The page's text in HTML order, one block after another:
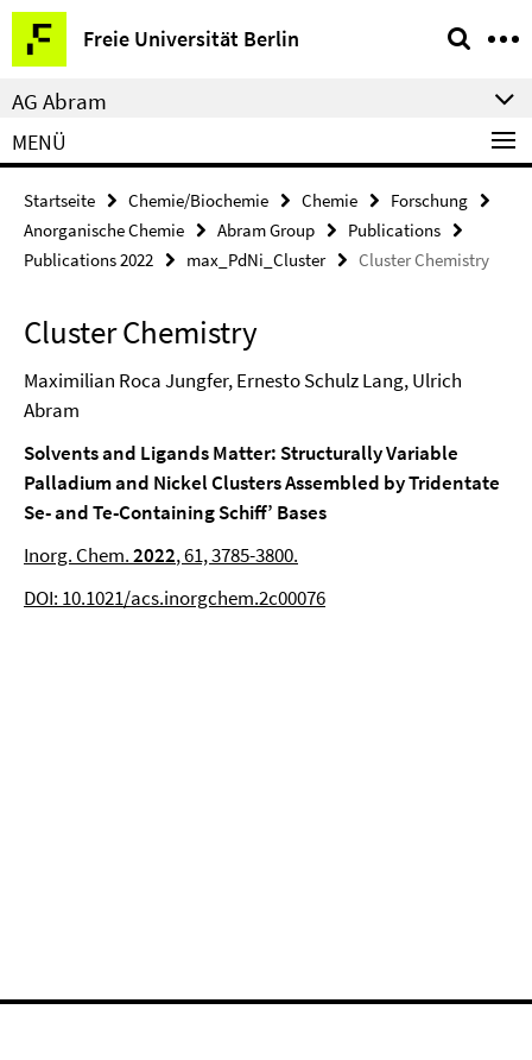
Springe
direkt
zu
Inhalt
Freie Universität Berlin
Service-
Navigation
AG Abram
MENÜ
Startseite Chemie/Biochemie Chemie
Forschung
Anorganische Chemie
Abram Group
Publications
Publications 2022
max_PdNi_Cluster Cluster Chemistry
Cluster Chemistry
Maximilian Roca Jungfer, Ernesto Schulz Lang, Ulrich
Abram
Solvents and Ligands Matter: Structurally Variable
Palladium and Nickel Clusters Assembled by Tridentate
Se- and Te-Containing Schiff’ Bases
Inorg. Chem.2022, 61, 3785-3800.
DOI: 10.1021/acs.inorgchem.2c00076